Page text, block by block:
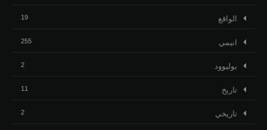
الواقع 19
انيمي 255
بوليوود 2
تاريخ 11
تاريخي 2